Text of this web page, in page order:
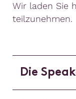
Wir laden Sie
teilzunehmen.
Die